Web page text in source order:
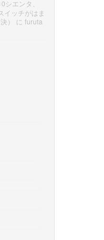
エンタ、
イッチがはま
）
に furuta